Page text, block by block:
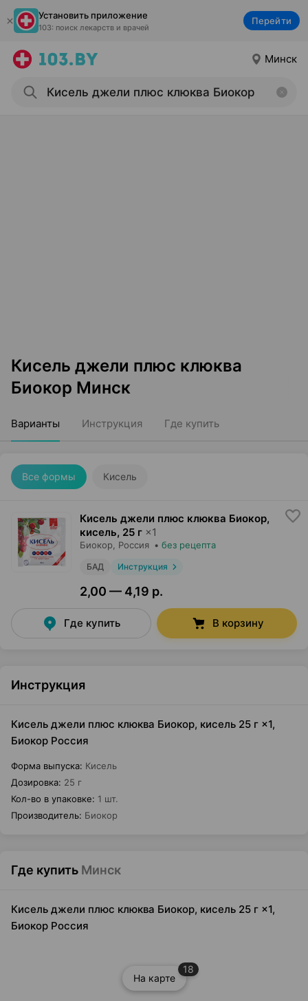
Установить приложение
103: поиск лекарств и врачей
Перейти
Минск
Кисель джели плюс клюква
Биокор Минск
Варианты Инструкция Где купить
Все формы Кисель
Кисель джели плюс клюква Биокор,
кисель, 25 г ×1
Биокор , Россия • без рецепта
БАД Инструкция
2,00 — 4,19 р.
Где купить В корзину
Инструкция
Кисель джели плюс клюква Биокор, кисель 25 г ×1,
Биокор Россия
Форма выпуска: Кисель
Дозировка: 25 г
Кол-во в упаковке: 1 шт.
Производитель: Биокор
Где купить Минск
Кисель джели плюс клюква Биокор, кисель 25 г ×1,
Биокор Россия
На карте
18